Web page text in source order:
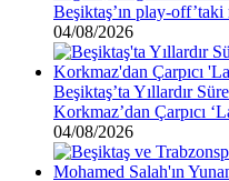
Beşiktaş’ın play-
04/08/2026
Beşiktaş’ta Yıllardır
Korkmaz’dan Çarpıcı
04/08/2026